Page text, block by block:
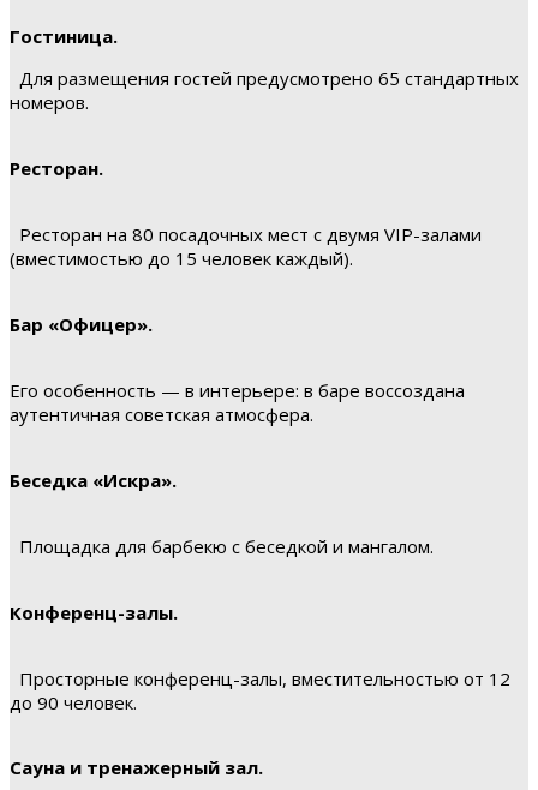
Гостиница.
Для размещения гостей предусмотрено 65 стандартных
номеров.
Ресторан.
Ресторан на 80 посадочных мест с двумя VIP-залами
(вместимостью до 15 человек каждый).
Бар «Офицер».
Его особенность — в интерьере: в баре воссоздана
аутентичная советская атмосфера.
Беседка «Искра».
Площадка для барбекю с беседкой и мангалом.
Конференц-залы.
Просторные конференц-залы, вместительностью от 12
до 90 человек.
Сауна и тренажерный зал.